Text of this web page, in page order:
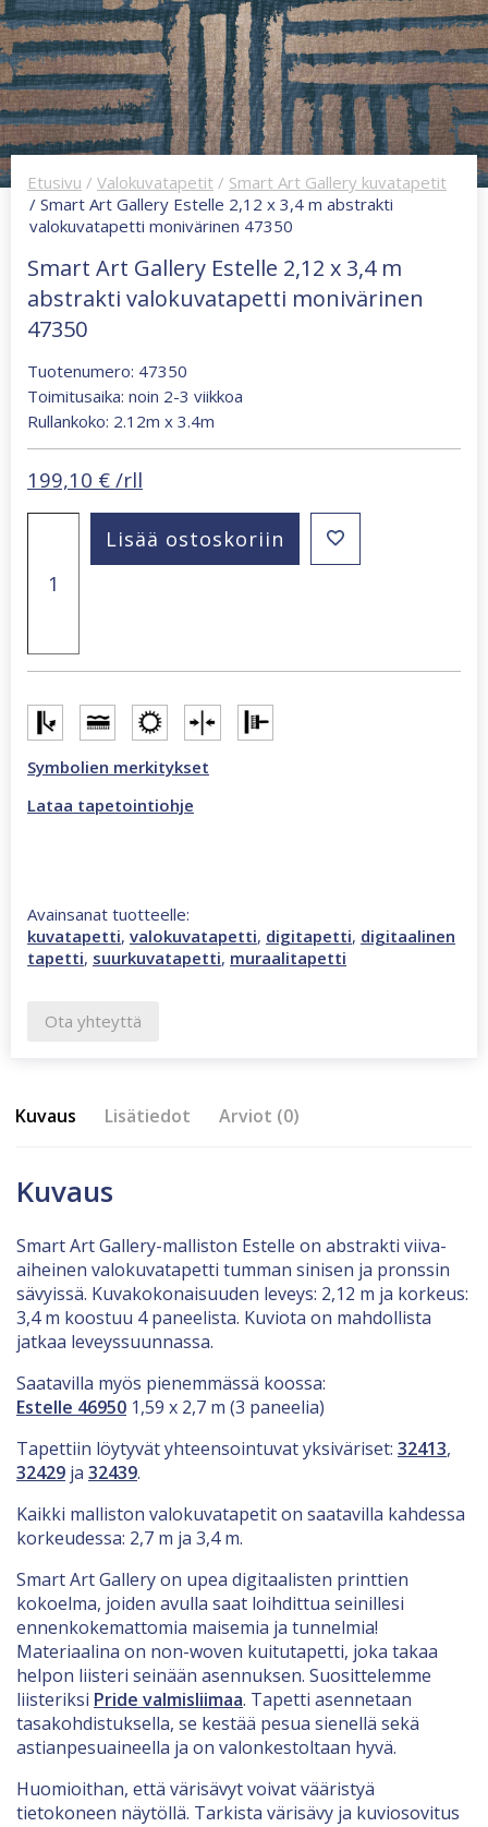
Etusivu / Valokuvatapetit / Smart Art Gallery kuvatapetit
/ Smart Art Gallery Estelle 2,12 x 3,4 m abstrakti
valokuvatapetti monivärinen 47350
Smart Art Gallery Estelle 2,12 x 3,4 m
abstrakti valokuvatapetti monivärinen
47350
Tuotenumero: 47350
Toimitusaika: noin 2-3 viikkoa
Rullankoko: 2.12m x 3.4m
199,10 € /rll
Estelle
3,4
m
valokuvatapetti
monivärinen
47350
määrä
Lisää ostoskoriin
Symbolien merkitykset
Lataa tapetointiohje
Avainsanat tuotteelle:
kuvatapetti, valokuvatapetti, digitapetti, digitaalinen
tapetti, suurkuvatapetti, muraalitapetti
Ota yhteyttä
Kuvaus Lisätiedot Arviot (0)
Kuvaus
Smart Art Gallery-malliston Estelle on abstrakti viiva-
aiheinen valokuvatapetti tumman sinisen ja pronssin
sävyissä. Kuvakokonaisuuden leveys: 2,12 m ja korkeus:
3,4 m koostuu 4 paneelista. Kuviota on mahdollista
jatkaa leveyssuunnassa.
Saatavilla myös pienemmässä koossa:
Estelle 46950 1,59 x 2,7 m (3 paneelia)
Tapettiin löytyvät yhteensointuvat yksiväriset: 32413,
32429 ja 32439.
Kaikki malliston valokuvatapetit on saatavilla kahdessa
korkeudessa: 2,7 m ja 3,4 m.
Smart Art Gallery on upea digitaalisten printtien
kokoelma, joiden avulla saat loihdittua seinillesi
ennenkokemattomia maisemia ja tunnelmia!
Materiaalina on non-woven kuitutapetti, joka takaa
helpon liisteri seinään asennuksen. Suosittelemme
liisteriksi Pride valmisliimaa. Tapetti asennetaan
tasakohdistuksella, se kestää pesua sienellä sekä
astianpesuaineella ja on valonkestoltaan hyvä.
Huomioithan, että värisävyt voivat vääristyä
tietokoneen näytöllä. Tarkista värisävy ja kuviosovitus